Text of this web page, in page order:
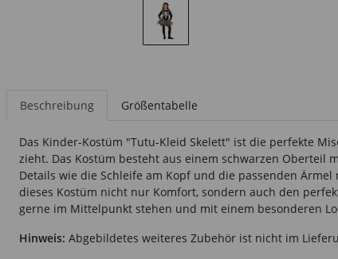
Beschreibung Größentabelle
Das Kinder-Kostüm "Tutu-Kleid Skelett" ist die perfekte
zieht. Das Kostüm besteht aus einem schwarzen Oberteil
Details wie die Schleife am Kopf und die passenden
dieses Kostüm nicht nur Komfort, sondern auch den
gerne im Mittelpunkt stehen und mit einem besonderen
Hinweis: Abgebildetes weiteres Zubehör ist nicht im